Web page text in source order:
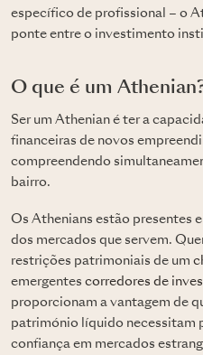
específico de profissional – o
ponte entre o investimento
O que é um
Ser um Athenian é ter a
financeiras de novos
compreendendo
bairro.
Os Athenians estão presentes
dos mercados que servem.
restrições patrimoniais de um
emergentes corredores de
proporcionam a vantagem de
património líquido necessitam
confiança em mercados